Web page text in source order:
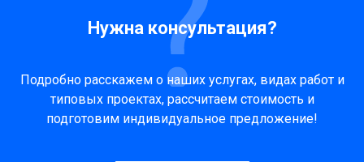
Нужна консультация?
Подробно расскажем о наших услугах, видах работ и
типовых проектах, рассчитаем стоимость и
подготовим индивидуальное предложение!